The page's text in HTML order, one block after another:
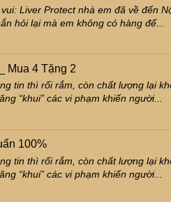
Liver Protect nhà em đã về đến
hỏi lại mà em không có hàng để...
Mua 4 Tặng 2
tin thì rối rắm, còn chất lượng lại
“khui” các vi phạm khiến người...
100%
tin thì rối rắm, còn chất lượng lại
“khui” các vi phạm khiến người...